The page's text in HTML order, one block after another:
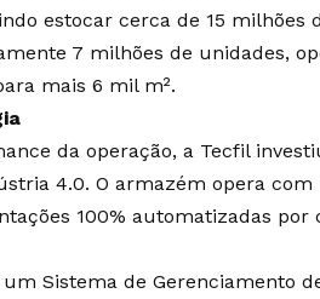
estocar cerca de 15 milhões
7 milhões de unidades,
mais 6 mil m².
da operação, a Tecfil
4.0. O armazém opera
100% automatizadas por
Sistema de Gerenciamento